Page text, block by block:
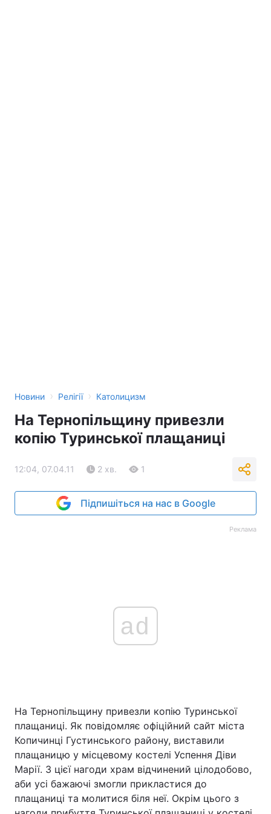
Новини › Релігії › Католицизм
На Тернопільщину привезли
копію Туринської плащаниці
12:04, 07.04.11 2 хв. 1
Підпишіться на нас в Google
Реклама
ad
На Тернопільщину привезли копію Туринської
плащаниці. Як повідомляє офіційний сайт міста
Копичинці Густинського району, виставили
плащаницю у місцевому костелі Успення Діви
Марії. З цієї нагоди храм відчинений цілодобово,
аби усі бажаючі змогли прикластися до
плащаниці та молитися біля неї. Окрім цього з